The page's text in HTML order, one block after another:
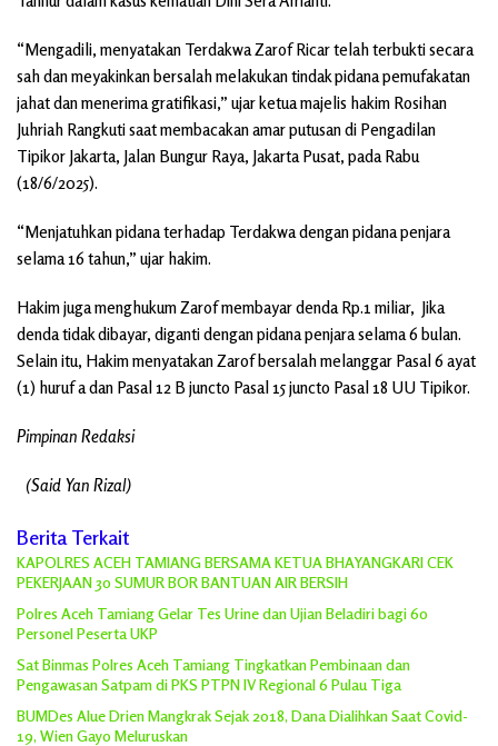
“Mengadili, menyatakan Terdakwa Zarof Ricar telah terbukti secara
sah dan meyakinkan bersalah melakukan tindak pidana pemufakatan
jahat dan menerima gratifikasi,” ujar ketua majelis hakim Rosihan
Juhriah Rangkuti saat membacakan amar putusan di Pengadilan
Tipikor Jakarta, Jalan Bungur Raya, Jakarta Pusat, pada Rabu
(18/6/2025).
“Menjatuhkan pidana terhadap Terdakwa dengan pidana penjara
selama 16 tahun,” ujar hakim.
Hakim juga menghukum Zarof membayar denda Rp.1 miliar, Jika
denda tidak dibayar, diganti dengan pidana penjara selama 6 bulan.
Selain itu, Hakim menyatakan Zarof bersalah melanggar Pasal 6 ayat
(1) huruf a dan Pasal 12 B juncto Pasal 15 juncto Pasal 18 UU Tipikor.
Pimpinan Redaksi
(Said Yan Rizal)
Berita Terkait
KAPOLRES ACEH TAMIANG BERSAMA KETUA BHAYANGKARI CEK
PEKERJAAN 30 SUMUR BOR BANTUAN AIR BERSIH
Polres Aceh Tamiang Gelar Tes Urine dan Ujian Beladiri bagi 60
Personel Peserta UKP
Sat Binmas Polres Aceh Tamiang Tingkatkan Pembinaan dan
Pengawasan Satpam di PKS PTPN IV Regional 6 Pulau Tiga
BUMDes Alue Drien Mangkrak Sejak 2018, Dana Dialihkan Saat Covid-
19, Wien Gayo Meluruskan